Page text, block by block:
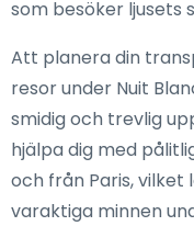
som besöker ljusets
Att planera din
resor under Nuit
smidig och trevlig
hjälpa dig med
och från Paris,
varaktiga minnen